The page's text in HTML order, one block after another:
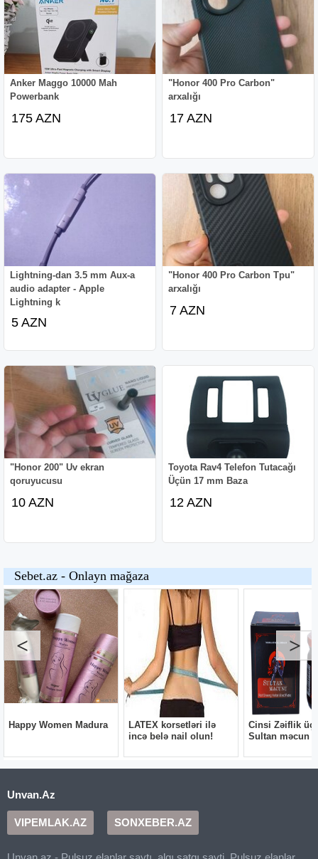
Anker Maggo 10000 Mah
Powerbank
175 AZN
"Honor 400 Pro Carbon"
arxalığı
17 AZN
Lightning-dan 3.5 mm Aux-a
audio adapter - Apple
Lightning k
5 AZN
"Honor 400 Pro Carbon Tpu"
arxalığı
7 AZN
"Honor 200" Uv ekran
qoruyucusu
10 AZN
Toyota Rav4 Telefon Tutacağı
Üçün 17 mm Baza
12 AZN
Unvan.Az
VIPEMLAK.AZ SONXEBER.AZ